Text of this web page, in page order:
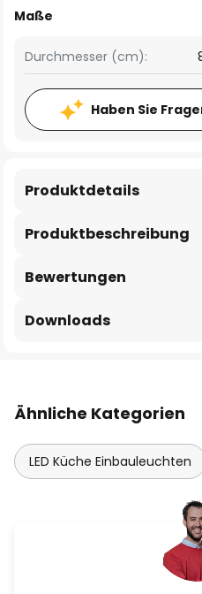
Maße
Durchmesser (cm):
Haben Sie
Produktbeschreibung
Produktdetails
Bewertungen
Downloads
Ähnliche Kategorien
LED Küche Einbauleuchten